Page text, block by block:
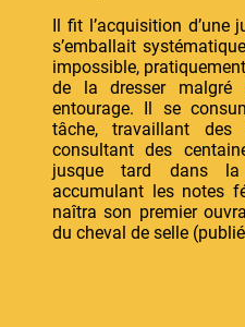
Il fit l’acquisition
s’emballait
impossible,
de la dresser malgré
entourage. Il se
tâche, travaillant
consultant des
jusque tard dans
accumulant les notes
naîtra son premier
du cheval de selle